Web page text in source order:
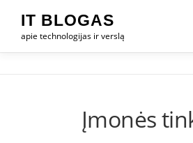
turinio
IT BLOGAS
apie technologijas ir verslą
Įmonės